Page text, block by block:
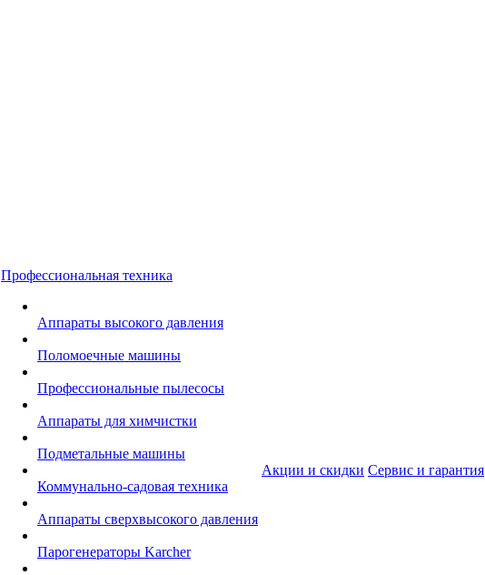
Профессиональная техника
Аппараты высокого давления
Поломоечные машины
Профессиональные пылесосы
Аппараты для химчистки
Подметальные машины
Коммунально-садовая техника
Аппараты сверхвысокого давления
Парогенераторы Karcher
Акции и скидки Сервис и гарантия